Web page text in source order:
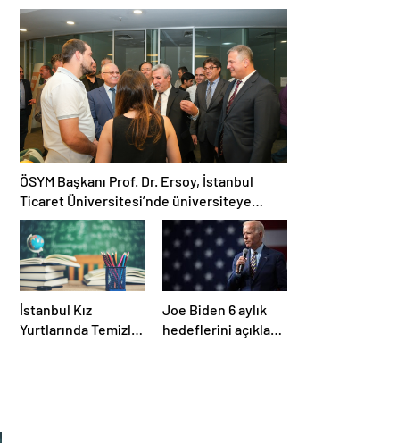
Güvenli, Hijyenik ve
Dayanıklı Zemin
Çözümü
Öncü Nvivo
Akademi
ÖSYM Başkanı Prof. Dr. Ersoy, İstanbul
Ticaret Üniversitesi’nde üniversiteye
yerleşip kayıt yaptıran öğrencilerle
buluştu
İstanbul Kız
Yurtlarında Temizlik
Joe Biden 6 aylık
hedeflerini açıkladı.